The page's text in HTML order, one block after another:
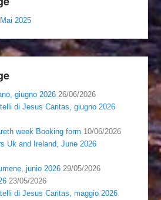
2025
giugno 2026 26/06/2026
di Jesus Caritas, giugno 2026
week Booking form 10/06/2026
Uk and Ireland, June 2026
junio 2026 29/05/2026
23/05/2026
di Jesus Caritas, maggio 2026